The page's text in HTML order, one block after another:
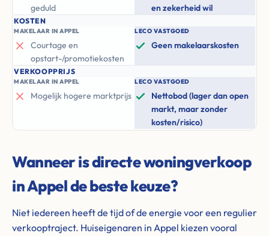
geduld
en zekerheid wil
KOSTEN
MAKELAAR IN APPEL
Courtage en
opstart-/promotiekosten
LECO VASTGOED
Geen makelaarskosten
VERKOOPPRIJS
MAKELAAR IN APPEL
Mogelijk hogere marktprijs
LECO VASTGOED
Nettobod (lager dan open
markt, maar zonder
kosten/risico)
Wanneer is directe woningverkoop
in Appel de beste keuze?
Niet iedereen heeft de tijd of de energie voor een regulier
verkooptraject. Huiseigenaren in Appel kiezen vooral